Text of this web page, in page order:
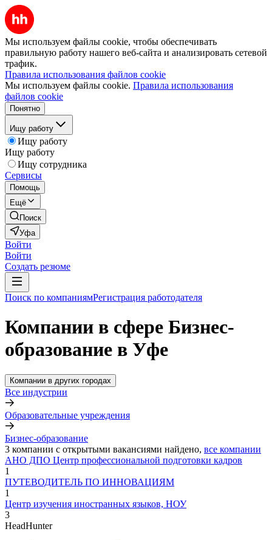
Мы используем файлы cookie, чтобы обеспечивать
правильную работу нашего веб-сайта и анализировать сетевой
трафик.
Правила использования файлов cookie
Мы используем файлы cookie. Правила использования
файлов cookie
Понятно
Ищу работу
Ищу работу
Ищу работу
Ищу сотрудника
Сервисы
Помощь
Ещё
Поиск
Уфа
Войти
Войти
Создать резюме
Поиск по компаниямРегистрация работодателя
Компании в сфере Бизнес-
образование в Уфе
Компании в других городах
Все индустрии
Образовательные учреждения
Бизнес-образование
3 компании с открытыми вакансиями найдено, все компании
АНО ДПО Центр профессиональной подготовки кадров
1
ПУТЕВОДИТЕЛЬ ПО ИННОВАЦИЯМ
1
Центр изучения иностранных языков, НОУ
3
HeadHunter